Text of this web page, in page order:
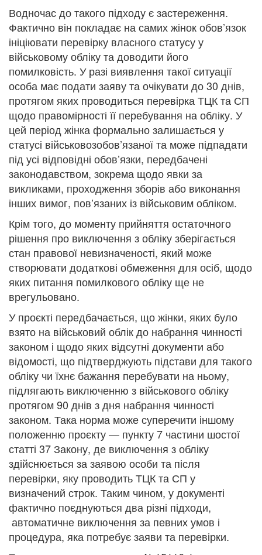
Водночас до такого підходу є застереження.
Фактично він покладає на самих жінок обов’язок
ініціювати перевірку власного статусу у
військовому обліку та доводити його
помилковість. У разі виявлення такої ситуації
особа має подати заяву та очікувати до 30 днів,
протягом яких проводиться перевірка ТЦК та СП
щодо правомірності її перебування на обліку. У
цей період жінка формально залишається у
статусі військовозобов’язаної та може підпадати
під усі відповідні обов’язки, передбачені
законодавством, зокрема щодо явки за
викликами, проходження зборів або виконання
інших вимог, пов’язаних із військовим обліком.
Крім того, до моменту прийняття остаточного
рішення про виключення з обліку зберігається
стан правової невизначеності, який може
створювати додаткові обмеження для осіб, щодо
яких питання помилкового обліку ще не
врегульовано.
У проєкті передбачається, що жінки, яких було
взято на військовий облік до набрання чинності
законом і щодо яких відсутні документи або
відомості, що підтверджують підстави для такого
обліку чи їхнє бажання перебувати на ньому,
підлягають виключенню з військового обліку
протягом 90 днів з дня набрання чинності
законом. Така норма може суперечити іншому
положенню проєкту — пункту 7 частини шостої
статті 37 Закону, де виключення з обліку
здійснюється за заявою особи та після
перевірки, яку проводить ТЦК та СП у
визначений строк. Таким чином, у документі
фактично поєднуються два різні підходи,
автоматичне виключення за певних умов і
процедура, яка потребує заяви та перевірки.